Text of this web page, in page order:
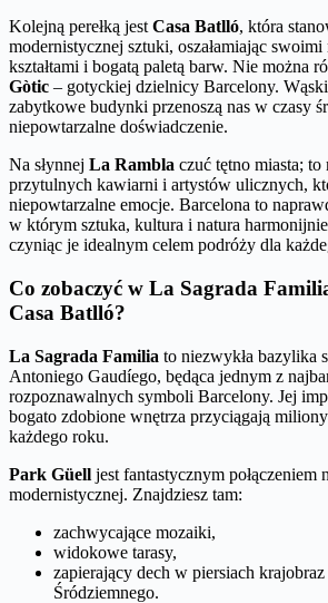
Kolejną perełką jest Casa Batlló, która
modernistycznej sztuki, oszałamiając
kształtami i bogatą paletą barw. Nie można
Gòtic – gotyckiej dzielnicy Barcelony.
zabytkowe budynki przenoszą nas w czasy
niepowtarzalne doświadczenie.
Na słynnej La Rambla czuć tętno miasta; to
przytulnych kawiarni i artystów ulicznych,
niepowtarzalne emocje. Barcelona to
w którym sztuka, kultura i natura
czyniąc je idealnym celem podróży dla
Co zobaczyć w La Sagrada
Casa Batlló?
La Sagrada Familia to niezwykła bazylika
Antoniego Gaudíego, będąca jednym z
rozpoznawalnych symboli Barcelony. Jej
bogato zdobione wnętrza przyciągają
każdego roku.
Park Güell jest fantastycznym połączeniem
modernistycznej. Znajdziesz tam:
zachwycające mozaiki,
widokowe tarasy,
zapierający dech w piersiach
Śródziemnego.